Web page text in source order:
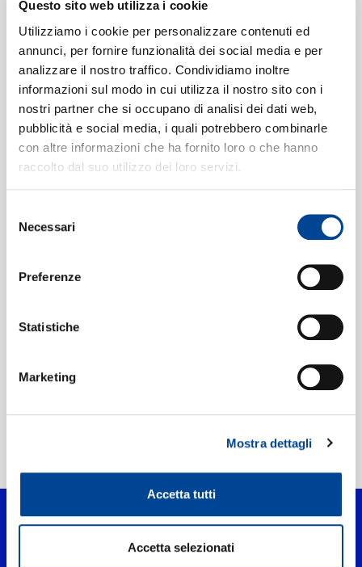
Questo sito web utilizza i cookie
Utilizziamo i cookie per personalizzare contenuti ed
annunci, per fornire funzionalità dei social media e per
analizzare il nostro traffico. Condividiamo inoltre
informazioni sul modo in cui utilizza il nostro sito con i
nostri partner che si occupano di analisi dei dati web,
pubblicità e social media, i quali potrebbero combinarle
con altre informazioni che ha fornito loro o che hanno
raccolto dal suo utilizzo dei loro servizi.
delNecessari
Preferenze
Statistiche
Marketing
Mostra dettagli
Accetta tutti
Accetta selezionati
1 Tu Zinda Hai (From "Padatik")
04:42
Arijit Singh, Sonu Nigam, Salil Chowdhury
Formati disponibili:
Data di pubblicazione:
CHI SIAMO
CONTATTI
NEWSLETTER